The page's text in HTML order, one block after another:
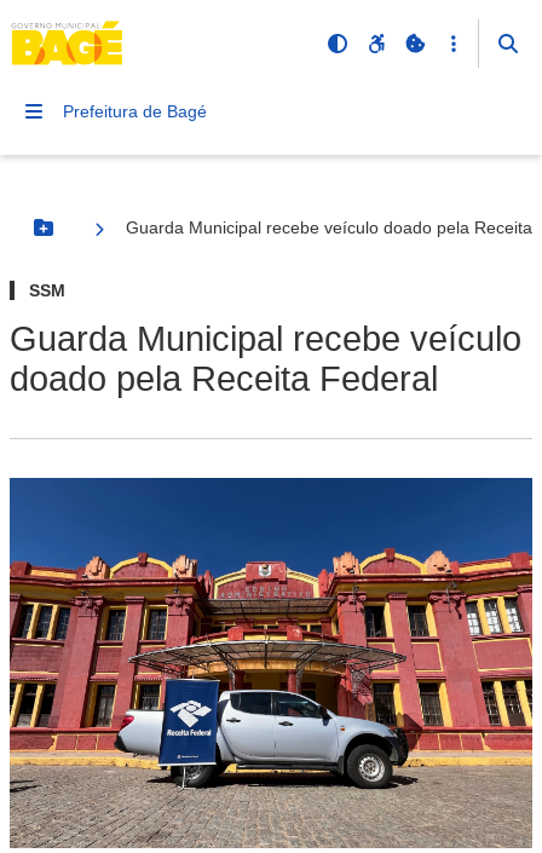
Prefeitura de Bagé
Botão Menu
Guarda Municipal recebe veículo doado pela Receita
SSM
Guarda Municipal recebe veículo
doado pela Receita Federal